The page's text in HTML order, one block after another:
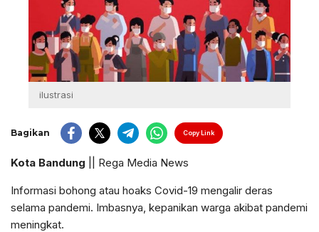
ilustrasi
Bagikan Copy Link
Kota Bandung || Rega Media News
Informasi bohong atau hoaks Covid-19 mengalir deras
selama pandemi. Imbasnya, kepanikan warga akibat pandemi
meningkat.